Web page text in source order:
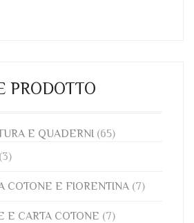
PRODOTTO
E QUADERNI (65)
(3)
COTONE E FIORENTINA (7)
E CARTA COTONE (7)